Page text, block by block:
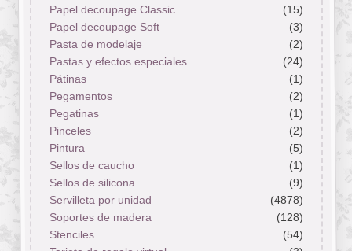
Papel decoupage Classic
(15)
Papel decoupage Soft
(3)
Pasta de modelaje
(2)
Pastas y efectos especiales
(24)
Pátinas
(1)
Pegamentos
(2)
Pegatinas
(1)
Pinceles
(2)
Pintura
(5)
Sellos de caucho
(1)
Sellos de silicona
(9)
Servilleta por unidad
(4878)
Soportes de madera
(128)
Stenciles
(54)